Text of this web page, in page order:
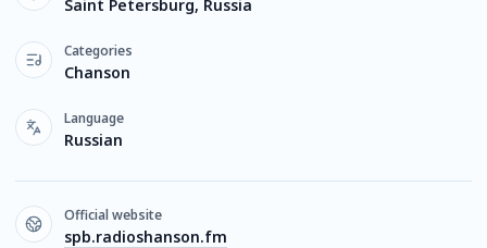
Saint Petersburg, Russia
Categories
Chanson
Language
Russian
Official website
spb.radioshanson.fm